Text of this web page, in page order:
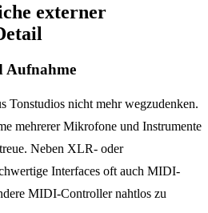
externer
Aufnahme
Tonstudios nicht mehr wegzudenken.
mehrerer Mikrofone und Instrumente
Neben XLR- oder
Interfaces oft auch MIDI-
MIDI-Controller nahtlos zu